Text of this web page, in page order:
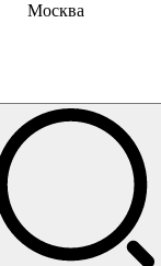
Москва